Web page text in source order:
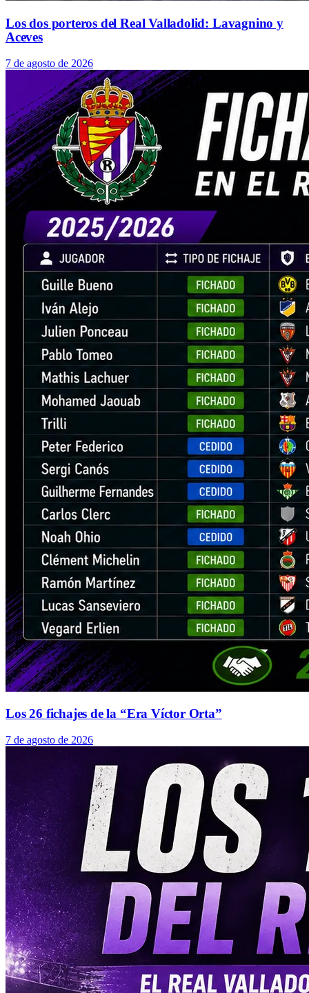
Los dos porteros del Real Valladolid: Lavagnino y
Aceves
7 de agosto de 2026
Los 26 fichajes de la “Era Víctor Orta”
7 de agosto de 2026